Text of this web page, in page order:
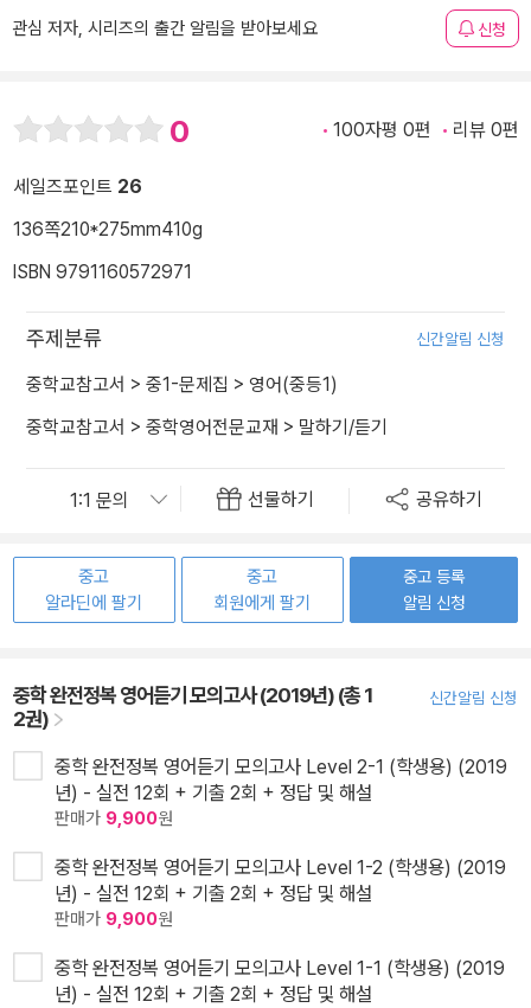
관심 저자, 시리즈의 출간 알림을 받아보세요 신청
0 100자평 0편 리뷰 0편
세일즈포인트 26
136쪽210*275mm410g
ISBN 9791160572971
주제분류 신간알림 신청
중학교참고서 > 중1-문제집 > 영어(중등1)
중학교참고서 > 중학영어전문교재 > 말하기/듣기
선물하기 공유하기
중고
알라딘에 팔기
중고
회원에게 팔기
중고 등록
알림 신청
중학 완전정복 영어듣기 모의고사 (2019년) (총 1
2권)
신간알림 신청
중학 완전정복 영어듣기 모의고사 Level 2-1 (학생용) (2019
년) - 실전 12회 + 기출 2회 + 정답 및 해설
판매가 9,900원
중학 완전정복 영어듣기 모의고사 Level 1-2 (학생용) (2019
년) - 실전 12회 + 기출 2회 + 정답 및 해설
판매가 9,900원
중학 완전정복 영어듣기 모의고사 Level 1-1 (학생용) (2019
년) - 실전 12회 + 기출 2회 + 정답 및 해설